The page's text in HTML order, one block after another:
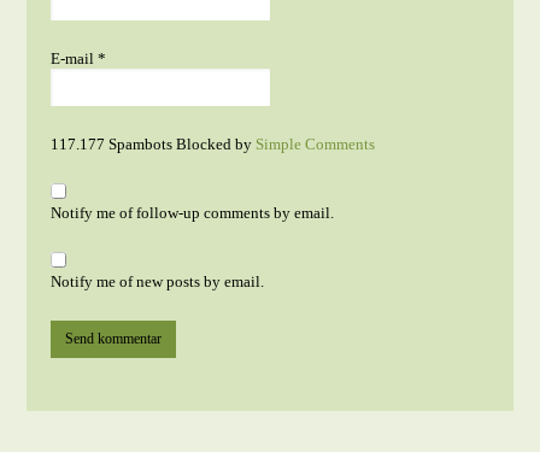
E-mail*
117.177 Spambots Blocked by Simple Comments
Notify me of follow-up comments by email.
Notify me of new posts by email.